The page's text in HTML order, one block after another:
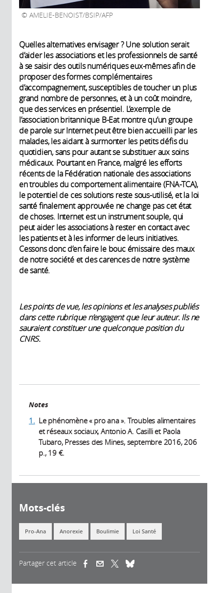
AMELIE-BENOIST/BSIP/AFP
Quelles alternatives envisager ? Une solution serait
d’aider les associations et les professionnels de santé
à se saisir des outils numériques eux-mêmes afin de
proposer des formes complémentaires
d’accompagnement, susceptibles de toucher un plus
grand nombre de personnes, et à un coût moindre,
que des services en présentiel. L’exemple de
l’association britannique B-Eat montre qu’un groupe
de parole sur Internet peut être bien accueilli par les
malades, les aidant à surmonter les petits défis du
quotidien, sans pour autant se substituer aux soins
médicaux. Pourtant en France, malgré les efforts
récents de la Fédération nationale des associations
en troubles du comportement alimentaire (FNA-TCA),
le potentiel de ces solutions reste sous-utilisé, et la loi
santé finalement approuvée ne change pas cet état
de choses. Internet est un instrument souple, qui
peut aider les associations à rester en contact avec
les patients et à les informer de leurs initiatives.
Cessons donc d’en faire le bouc émissaire des maux
de notre société et des carences de notre système
de santé.
Les points de vue, les opinions et les analyses publiés
dans cette rubrique n’engagent que leur auteur. Ils ne
sauraient constituer une quelconque position du
CNRS.
Notes
1. Le phénomène « pro ana ». Troubles alimentaires
et réseaux sociaux, Antonio A. Casilli et Paola
Tubaro, Presses des Mines, septembre 2016, 206
p., 19 €.
Mots-clés
Pro-Ana Anorexie Boulimie Loi Santé
Partager cet article (link is external)(link is external)